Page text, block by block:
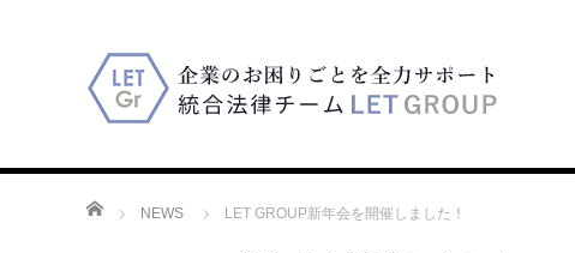
ホーム NEWS LET GROUP新年会を開催しました！